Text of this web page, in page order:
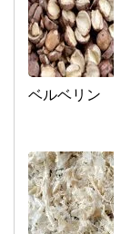
ベルベリン